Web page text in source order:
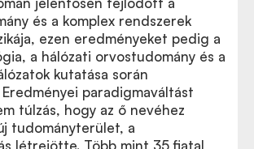
és a komplex rendszerek
ezen eredményeket pedig a
a hálózati orvostudomány és a
kutatása során
Eredményei paradigmaváltást
túlzás, hogy az ő nevéhez
tudományterület, a
létrejötte. Több mint 35 fiatal